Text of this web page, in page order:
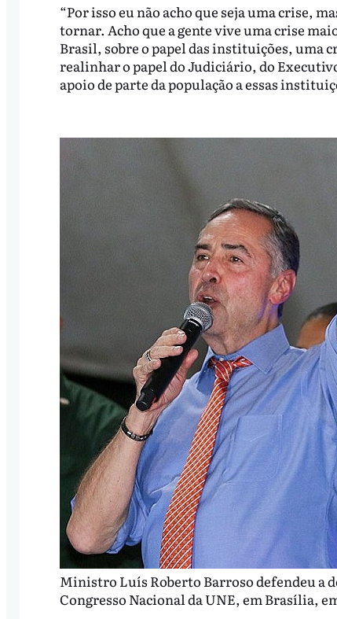
“Por isso eu não acho que seja uma crise,
tornar. Acho que a gente vive uma crise
Brasil, sobre o papel das instituições, uma
realinhar o papel do Judiciário, do
apoio de parte da população a essas
Ministro Luís Roberto Barroso defendeu a
Congresso Nacional da UNE, em Brasília,